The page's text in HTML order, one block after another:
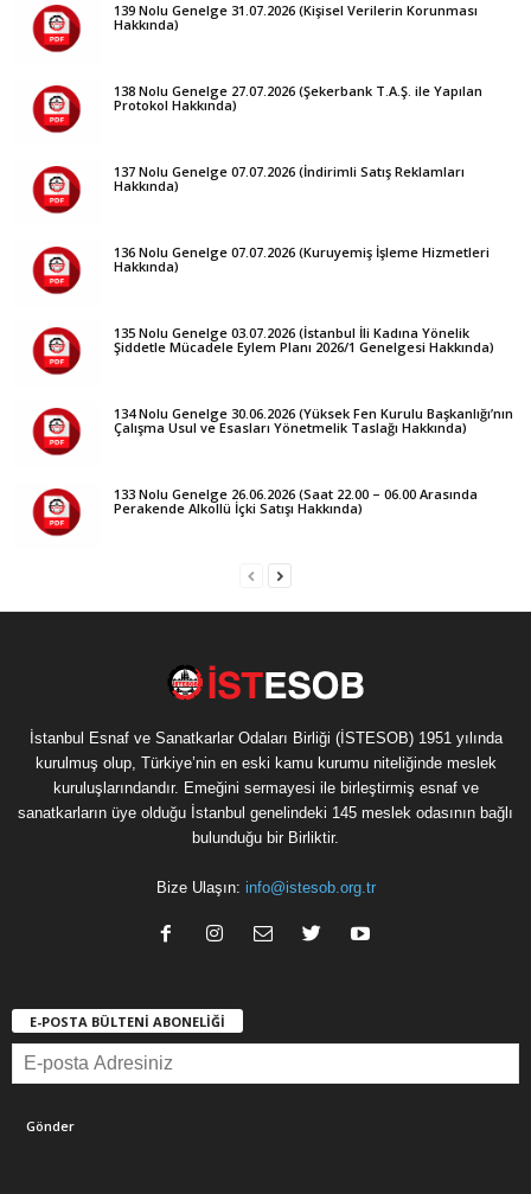
139 Nolu Genelge 31.07.2026 (Kişisel Verilerin Korunması
Hakkında)
138 Nolu Genelge 27.07.2026 (Şekerbank T.A.Ş. ile Yapılan
Protokol Hakkında)
137 Nolu Genelge 07.07.2026 (İndirimli Satış Reklamları
Hakkında)
136 Nolu Genelge 07.07.2026 (Kuruyemiş İşleme Hizmetleri
Hakkında)
135 Nolu Genelge 03.07.2026 (İstanbul İli Kadına Yönelik
Şiddetle Mücadele Eylem Planı 2026/1 Genelgesi Hakkında)
134 Nolu Genelge 30.06.2026 (Yüksek Fen Kurulu Başkanlığı’nın
Çalışma Usul ve Esasları Yönetmelik Taslağı Hakkında)
133 Nolu Genelge 26.06.2026 (Saat 22.00 – 06.00 Arasında
Perakende Alkollü İçki Satışı Hakkında)
İstanbul Esnaf ve Sanatkarlar Odaları Birliği (İSTESOB) 1951 yılında
kurulmuş olup, Türkiye’nin en eski kamu kurumu niteliğinde meslek
kuruluşlarındandır. Emeğini sermayesi ile birleştirmiş esnaf ve
sanatkarların üye olduğu İstanbul genelindeki 145 meslek odasının bağlı
bulunduğu bir Birliktir.
Bize Ulaşın: info@istesob.org.tr
E-POSTA BÜLTENİ ABONELİĞİ